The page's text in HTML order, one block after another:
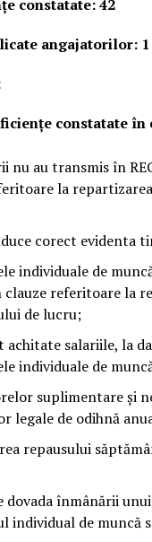
constatate: 42
angajatorilor: 1
constatate în
nu au transmis în
la
corect evidenta
individuale de
clauze referitoare la
de lucru;
achitate salariile, la
individuale de
suplimentare și
legale de odihnă
repausului
dovada înmânării
individual de muncă